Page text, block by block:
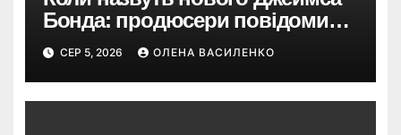
Бонда: продюсери повідомили
про терміни кастингу
СЕР 5, 2026 ОЛЕНА ВАСИЛЕНКО